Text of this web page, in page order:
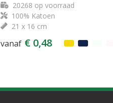
20268 op voorraad
100% Katoen
21 x 16 cm
vanaf € 0,48